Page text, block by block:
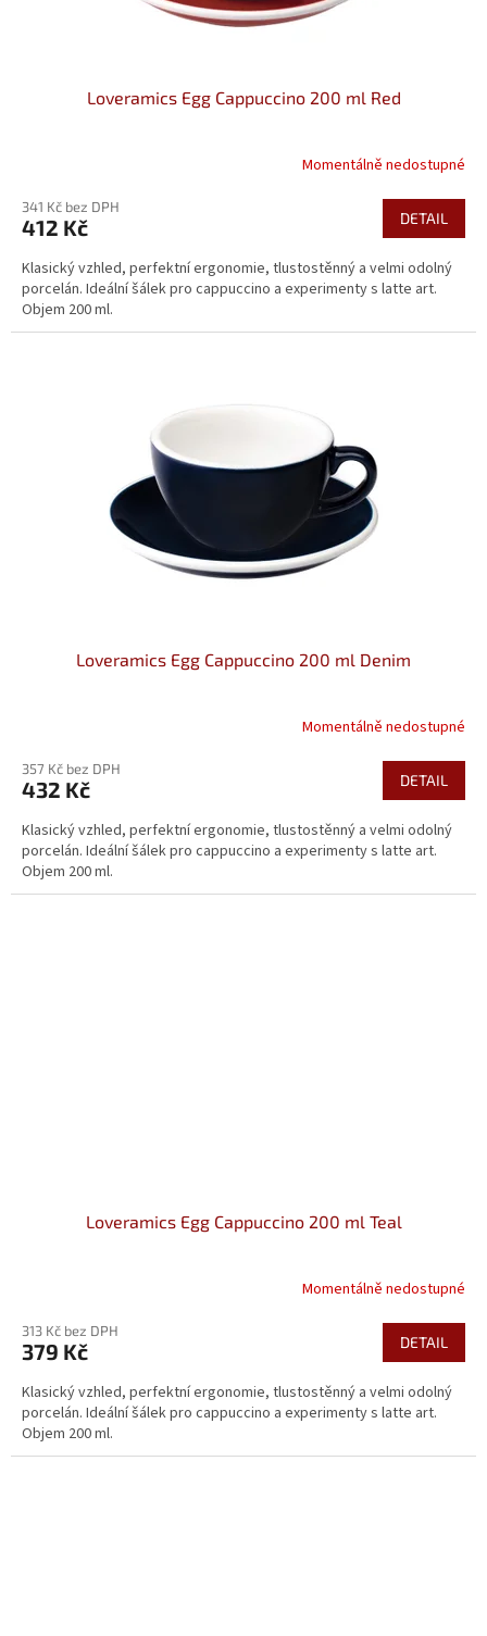
Loveramics Egg Cappuccino 200 ml Red
Momentálně nedostupné
341 Kč bez DPH
412 Kč DETAIL
Klasický vzhled, perfektní ergonomie, tlustostěnný a velmi odolný
porcelán. Ideální šálek pro cappuccino a experimenty s latte art.
Objem 200 ml.
Loveramics Egg Cappuccino 200 ml Denim
Momentálně nedostupné
357 Kč bez DPH
432 Kč DETAIL
Klasický vzhled, perfektní ergonomie, tlustostěnný a velmi odolný
porcelán. Ideální šálek pro cappuccino a experimenty s latte art.
Objem 200 ml.
Loveramics Egg Cappuccino 200 ml Teal
Momentálně nedostupné
313 Kč bez DPH
379 Kč DETAIL
Klasický vzhled, perfektní ergonomie, tlustostěnný a velmi odolný
porcelán. Ideální šálek pro cappuccino a experimenty s latte art.
Objem 200 ml.